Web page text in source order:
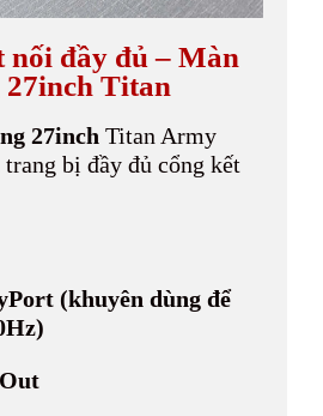
nối đầy đủ – Màn
Titan
27inch Titan Army
bị đầy đủ cổng kết
(khuyên dùng để